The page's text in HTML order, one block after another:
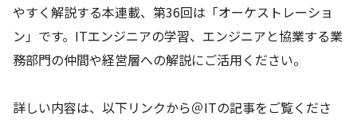
やすく解説する本連載、第36回は「オーケストレーショ
ン」です。ITエンジニアの学習、エンジニアと協業する業
務部門の仲間や経営層への解説にご活用ください。
詳しい内容は、以下リンクから＠ITの記事をご覧くださ